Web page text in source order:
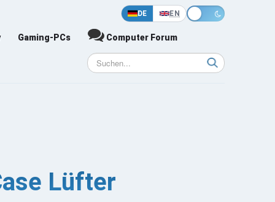
DE EN
Gaming-PCs Computer Forum
Lüfter